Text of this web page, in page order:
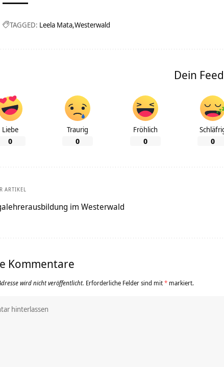
TAGGED: Leela Mata Westerwald
Dein
Liebe
0
Traurig
0
Fröhlich
0 0
ARTIKEL
im Westerwald
Kommentare
wird nicht veröffentlicht. Erforderliche Felder sind mit* markiert.